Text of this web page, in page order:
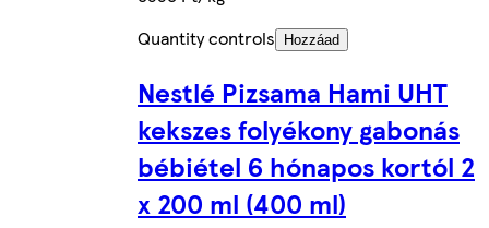
Quantity controls
Hozzáad
Nestlé Pizsama Hami UHT
kekszes folyékony gabonás
bébiétel 6 hónapos kortól 2
x 200 ml (400 ml)